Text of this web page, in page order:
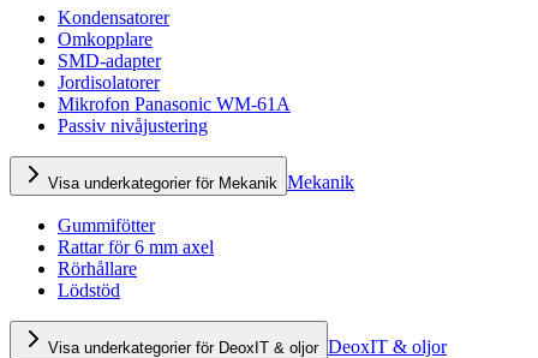
Kondensatorer
Omkopplare
SMD-adapter
Jordisolatorer
Mikrofon Panasonic WM-61A
Passiv nivåjustering
Visa underkategorier för Mekanik Mekanik
Gummifötter
Rattar för 6 mm axel
Rörhållare
Lödstöd
Visa underkategorier för DeoxIT & oljor DeoxIT & oljor